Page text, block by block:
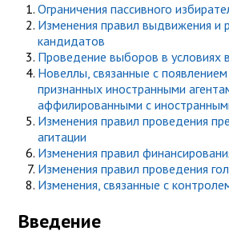
Ограничения пассивного
Изменения правил выдвижения и
кандидатов
Проведение выборов в условиях
Новеллы, связанные с
признанных иностранными
аффилированными с
Изменения правил проведения
агитации
Изменения правил
Изменения правил проведения
Изменения, связанные с
Введение